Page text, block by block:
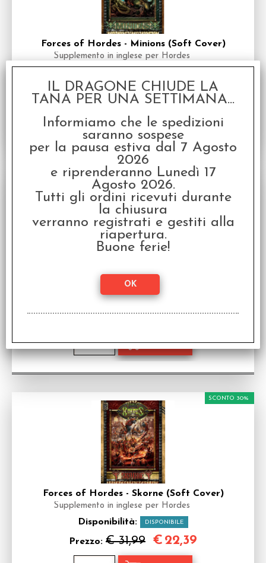
Forces of Hordes - Minions (Soft Cover)
Supplemento in inglese per Hordes
Prezzo:€ 29,99 €20,99
Supplemento in inglese per Hordes
Disponibilità: DISPONIBILE
Prezzo:€ 41,99
SCONTO 30%
€29,39
Forces of Hordes - Skorne (Soft Cover)
Supplemento in inglese per Hordes
Disponibilità: DISPONIBILE
Prezzo: € 31,99
SCONTO 30%
€ 22,39
IL DRAGONE CHIUDE LA
TANA PER UNA SETTIMANA...
Informiamo che le spedizioni
saranno sospese
per la pausa estiva dal 7 Agosto
2026
e riprenderanno Lunedì 17
Agosto 2026.
Tutti gli ordini ricevuti durante
la chiusura
verranno registrati e gestiti alla
riapertura.
Buone ferie!